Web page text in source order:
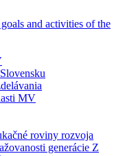
and activities of the
MV
roviny rozvoja
generácie Z